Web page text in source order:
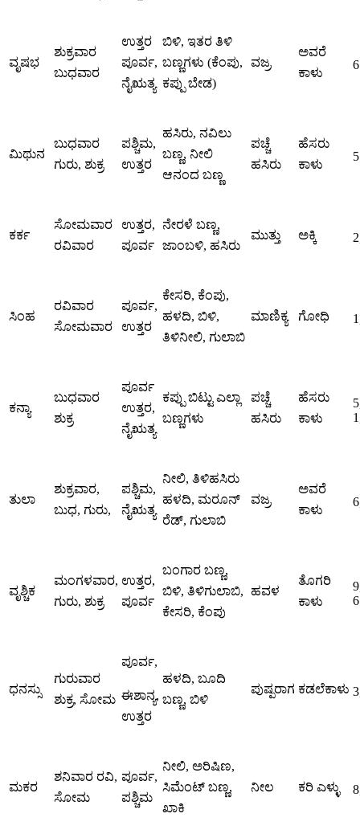
ವೃಷಭ
ಶುಕ್ರವಾರ
ಬುಧವಾರ
ಉತ್ತರ
ಪೂರ್ವ,
ನೈಋತ್ಯ
ಬಿಳಿ, ಇತರ ತಿಳಿ
ಬಣ್ಣಗಳು (ಕೆಂಪು,
ಕಪ್ಪು ಬೇಡ)
ವಜ್ರ
ಅವರೆ
ಕಾಳು
ಮಿಥುನ
ಬುಧವಾರ
ಗುರು, ಶುಕ್ರ
ಪಶ್ಚಿಮ,
ಉತ್ತರ
ಹಸಿರು, ನವಿಲು
ಬಣ್ಣ, ನೀಲಿ
ಆನಂದ ಬಣ್ಣ
ಪಚ್ಚೆ
ಹಸಿರು
ಹೆಸರು
ಕಾಳು
ಕರ್ಕ
ಸೋಮವಾರ
ರವಿವಾರ
ಉತ್ತರ,
ಪೂರ್ವ
ನೇರಳೆ ಬಣ್ಣ,
ಜಾಂಬಳಿ, ಹಸಿರು
ಮುತ್ತು ಅಕ್ಕಿ
ಸಿಂಹ
ರವಿವಾರ
ಸೋಮವಾರ
ಪೂರ್ವ,
ಉತ್ತರ
ಕೇಸರಿ, ಕೆಂಪು,
ಹಳದಿ, ಬಿಳಿ,
ತಿಳಿನೀಲಿ, ಗುಲಾಬಿ
ಮಾಣಿಕ್ಯ ಗೋಧಿ
ಕನ್ಯಾ
ಬುಧವಾರ
ಶುಕ್ರ
ಪೂರ್ವ
ಉತ್ತರ,
ನೈಋತ್ಯ
ಕಪ್ಪು ಬಿಟ್ಟು ಎಲ್ಲಾ
ಬಣ್ಣಗಳು
ಪಚ್ಚೆ
ಹಸಿರು
ಹೆಸರು
ಕಾಳು
ತುಲಾ
ಶುಕ್ರವಾರ,
ಬುಧ, ಗುರು,
ಪಶ್ಚಿಮ,
ನೈಋತ್ಯ
ನೀಲಿ, ತಿಳಿಹಸಿರು
ಹಳದಿ, ಮರೂನ್
ರೆಡ್, ಗುಲಾಬಿ
ವಜ್ರ
ಅವರೆ
ಕಾಳು
ವೃಶ್ಚಿಕ
ಮಂಗಳವಾರ,
ಗುರು, ಶುಕ್ರ
ಉತ್ತರ,
ಪೂರ್ವ
ಬಂಗಾರ ಬಣ್ಣ,
ಬಿಳಿ, ತಿಳಿಗುಲಾಬಿ,
ಕೇಸರಿ, ಕೆಂಪು
ಹವಳ
ತೊಗರಿ
ಕಾಳು
6
ಧನಸ್ಸು
ಗುರುವಾರ
ಶುಕ್ರ, ಸೋಮ
ಪೂರ್ವ,
ಈಶಾನ್ಯ,
ಉತ್ತರ
ಹಳದಿ, ಬೂದಿ
ಬಣ್ಣ, ಬಿಳಿ
ಪುಷ್ಪರಾಗ ಕಡಲೆಕಾಳು
ಮಕರ
ಶನಿವಾರ ರವಿ,
ಸೋಮ
ಪೂರ್ವ,
ಪಶ್ಚಿಮ
ನೀಲಿ, ಅರಿಷಿಣ,
ಸಿಮೆಂಟ್ ಬಣ್ಣ,
ಖಾಕಿ
ನೀಲ ಕರಿ ಎಳ್ಳು